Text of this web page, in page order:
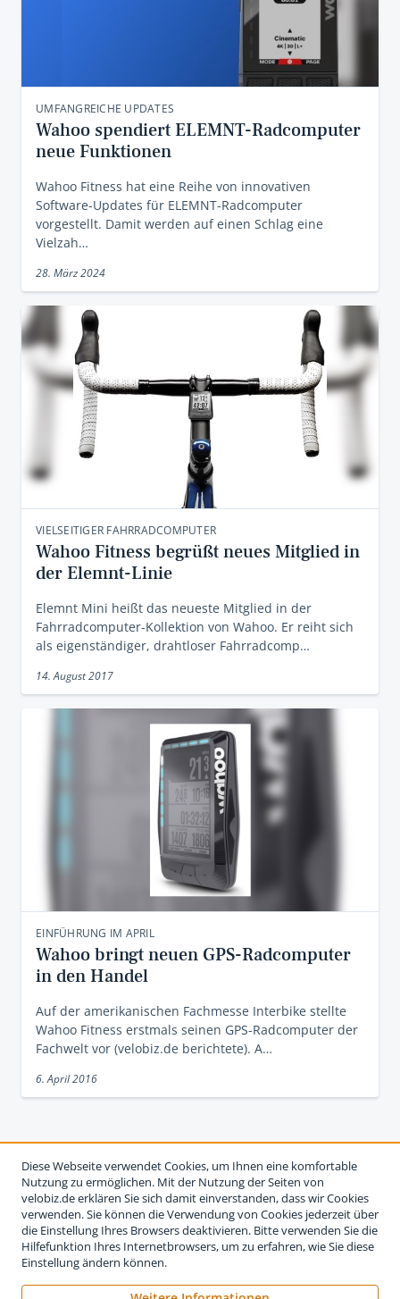
UMFANGREICHE UPDATES
Wahoo spendiert ELEMNT-Radcomputer
neue Funktionen
Wahoo Fitness hat eine Reihe von innovativen
Software-Updates für ELEMNT-Radcomputer
vorgestellt. Damit werden auf einen Schlag eine
Vielzah…
28. März 2024
VIELSEITIGER FAHRRADCOMPUTER
Wahoo Fitness begrüßt neues Mitglied in
der Elemnt-Linie
Elemnt Mini heißt das neueste Mitglied in der
Fahrradcomputer-Kollektion von Wahoo. Er reiht sich
als eigenständiger, drahtloser Fahrradcomp…
14. August 2017
EINFÜHRUNG IM APRIL
Wahoo bringt neuen GPS-Radcomputer
in den Handel
Auf der amerikanischen Fachmesse Interbike stellte
Wahoo Fitness erstmals seinen GPS-Radcomputer der
Fachwelt vor (velobiz.de berichtete). A…
6. April 2016
Diese Webseite verwendet Cookies, um Ihnen eine komfortable
Nutzung zu ermöglichen. Mit der Nutzung der Seiten von
velobiz.de erklären Sie sich damit einverstanden, dass wir Cookies
verwenden. Sie können die Verwendung von Cookies jederzeit über
die Einstellung Ihres Browsers deaktivieren. Bitte verwenden Sie die
Hilfefunktion Ihres Internetbrowsers, um zu erfahren, wie Sie diese
Einstellung ändern können.